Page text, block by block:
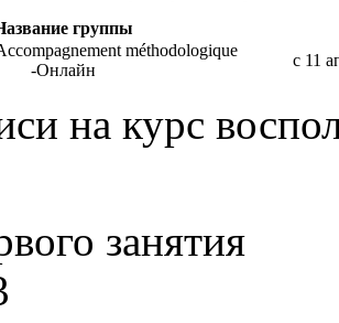
группы
méthodologique
-Онлайн
с 11
на курс
занятия